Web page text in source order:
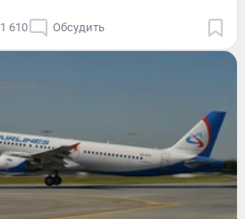
1 610 Обсудить